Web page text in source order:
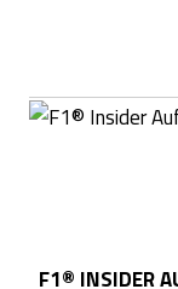
F1® INSIDER